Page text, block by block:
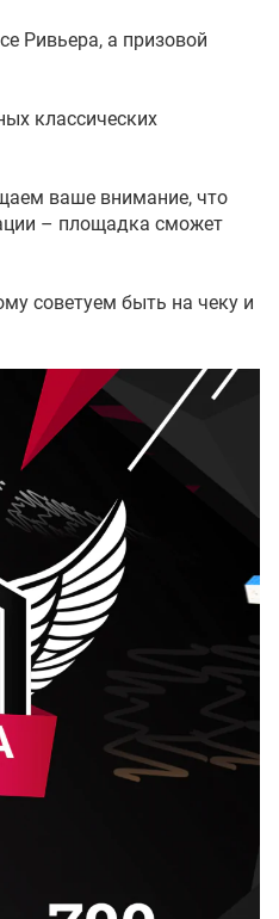
Ривьера, а призовой
классических
ваше внимание, что
– площадка сможет
советуем быть на чеку и